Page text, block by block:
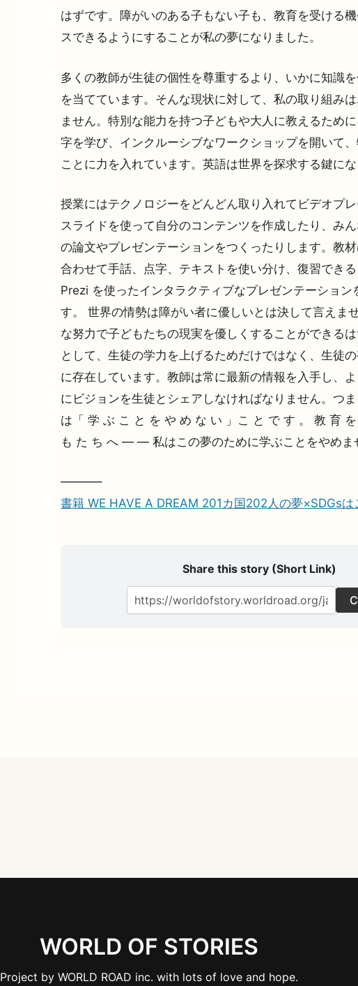
はずです。障がいのある子もない子も、教育を受ける
スできるようにすることが私の夢になりました。
多くの教師が生徒の個性を尊重するより、いかに知識
を当てています。そんな現状に対して、私の取り組み
ません。特別な能力を持つ子どもや大人に教えるため
字を学び、インクルーシブなワークショップを開いて
ことに力を入れています。英語は世界を探求する鍵にな
授業にはテクノロジーをどんどん取り入れてビデオプ
スライドを使って自分のコンテンツを作成したり、み
の論文やプレゼンテーションをつくったりします。教
合わせて手話、点字、テキストを使い分け、復習でき
Prezi を使ったインタラクティブなプレゼンテーション
す。 世界の情勢は障がい者に優しいとは決して言えま
な努力で子どもたちの現実を優しくすることができる
として、生徒の学力を上げるためだけではなく、生徒
に存在しています。教師は常に最新の情報を入手し、
にビジョンを生徒とシェアしなければなりません。つ
は「 学 ぶ こ と を や め な い 」こ と で す 。 教 育
も た ち へ — — 私はこの夢のために学ぶことをやめま
———–
書籍 WE HAVE A DREAM 201カ国202人の夢×SDGsは
Share this story (Short Link)
WORLD OF STORIES
Project by WORLD ROAD inc. with lots of love and hope.